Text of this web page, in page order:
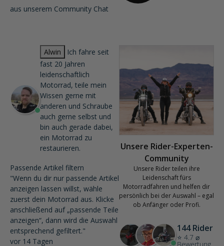
aus unserem Community Chat
Alwin
Ich fahre seit
fast 20 Jahren
leidenschaftlich
Motorrad, teile mein
Wissen gerne mit
anderen und Schraube
auch gerne selbst und
bin auch gerade dabei,
ein Motorrad zu
restaurieren.
Passende Artikel filtern
"Wenn du dir nur passende Artikel
anzeigen lassen willst, wähle
zuerst dein Motorrad aus. Klicke
anschließend auf „passende Teile
anzeigen“, dann wird die Auswahl
entsprechend gefiltert."
vor 14 Tagen
Unsere Rider-Experten-
Community
Unsere Rider teilen ihre
Leidenschaft fürs
Motorradfahren und helfen dir
persönlich bei der Auswahl – egal
ob Anfänger oder Profi.
144 Rider
⭐ 4.7 ⌀
Bewertung